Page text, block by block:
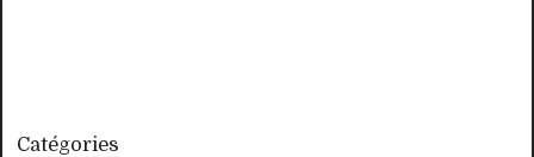
Catégories